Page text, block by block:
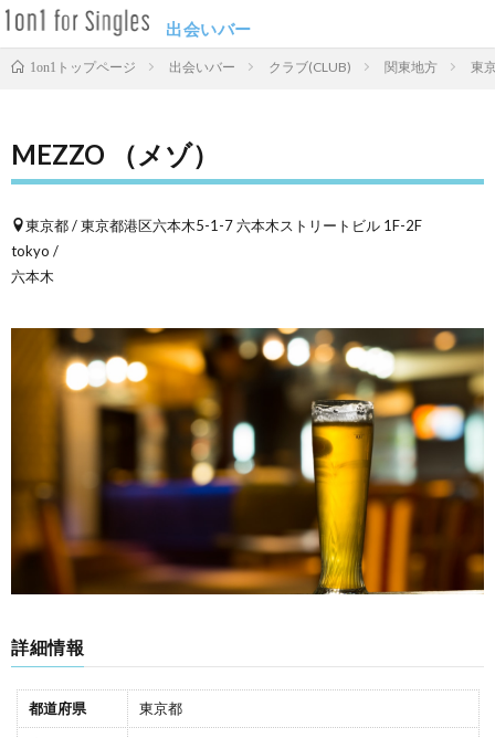
出会いバー
1on1トップページ 出会いバー クラブ(CLUB) 関東地方 東
MEZZO （メゾ）
東京都 / 東京都港区六本木5-1-7 六本木ストリートビル 1F-2F
tokyo /
六本木
詳細情報
都道府県 東京都